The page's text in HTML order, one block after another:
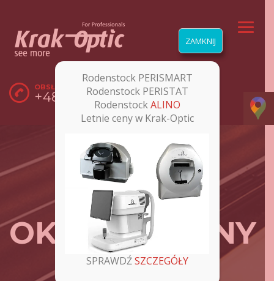
OBSŁUGA KLIENTA:
+48 12 285 22 35
STOLIK
OKULISTYCZNY
Rodenstock PERISMART
Rodenstock PERISTAT
RodenstockALINO
Letnie ceny w Krak-Optic
SPRAWDŹSZCZEGÓŁY
ZAMKNIJ